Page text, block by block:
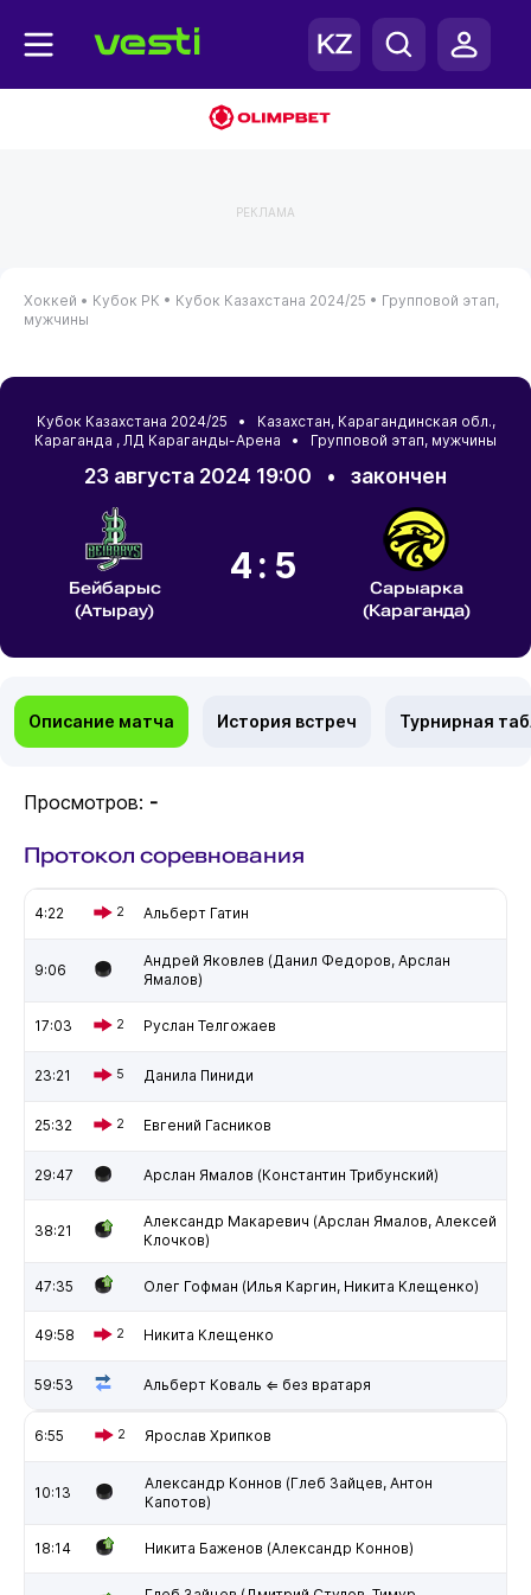
РЕКЛАМА
Хоккей • Кубок РК • Кубок Казахстана 2024/25 • Групповой этап,
мужчины
Кубок Казахстана 2024/25 • Казахстан, Карагандинская обл.,
Караганда , ЛД Караганды-Арена • Групповой этап, мужчины
23 августа 2024 19:00 • закончен
Бейбарыс
(Атырау)
4:5
Сарыарка
(Караганда)
Описание матча История встреч Турнирная
Просмотров: -
Протокол соревнования
4:22 2 Альберт Гатин
9:06
Андрей Яковлев (Данил Федоров, Арслан
Ямалов)
17:03 2 Руслан Телгожаев
23:21 5 Данила Пиниди
25:32 2 Евгений Гасников
29:47 Арслан Ямалов (Константин Трибунский)
38:21
Александр Макаревич (Арслан Ямалов, Алексей
Клочков)
47:35 Олег Гофман (Илья Каргин, Никита Клещенко)
49:58 2 Никита Клещенко
59:53 Альберт Коваль ⇐ без вратаря
6:55 2 Ярослав Хрипков
10:13
Александр Коннов (Глеб Зайцев, Антон
Капотов)
18:14 Никита Баженов (Александр Коннов)